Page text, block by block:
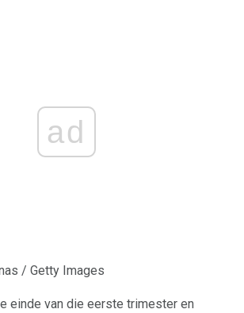
ad
/ Getty Images
einde van die eerste trimester en